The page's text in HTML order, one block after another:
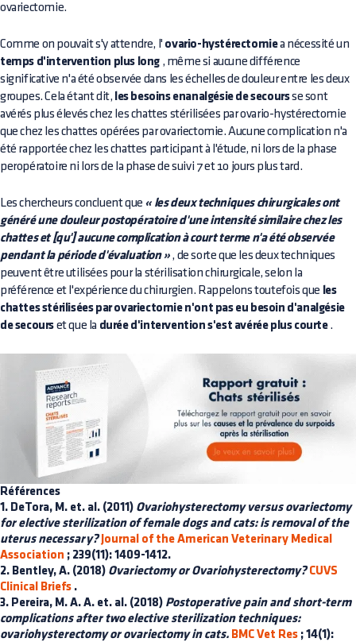
ovariectomie.
Comme on pouvait s'y attendre, l' ovario-hystérectomiea nécessité un
temps d'intervention plus long , même si aucune différence
significative n'a été observée dans les échelles de douleur entre les deux
groupes. Cela étant dit, les besoins enanalgésie de secoursse sont
avérés plus élevés chez les chattes stérilisées par ovario-hystérectomie
que chez les chattes opérées par ovariectomie. Aucune complication n'a
été rapportée chez les chattes participant à l'étude, ni lors de la phase
peropératoire ni lors de la phase de suivi 7 et 10 jours plus tard.
Les chercheurs concluent que « les deux techniques chirurgicales ont
généré une douleur postopératoire d'une intensité similaire chez les
chattes et [qu'] aucune complication à court terme n'a été observée
pendant la période d'évaluation », de sorte que les deux techniques
peuvent être utilisées pour la stérilisation chirurgicale, selon la
préférence et l'expérience du chirurgien. Rappelons toutefois que les
chattes stérilisées par ovariectomie n'ont pas eu besoin d'analgésie
de secours et que la durée d'intervention s'est avérée plus courte.
Références
1. DeTora, M. et. al. (2011) Ovariohysterectomy versus ovariectomy
for elective sterilization of female dogs and cats: is removal of the
uterus necessary?Journal of the American Veterinary Medical
Association ; 239(11): 1409-1412.
2. Bentley, A. (2018) Ovariectomy or Ovariohysterectomy?CUVS
Clinical Briefs .
3. Pereira, M. A. A. et. al. (2018) Postoperative pain and short-term
complications after two elective sterilization techniques:
ovariohysterectomy or ovariectomy in cats. BMC Vet Res ; 14(1):